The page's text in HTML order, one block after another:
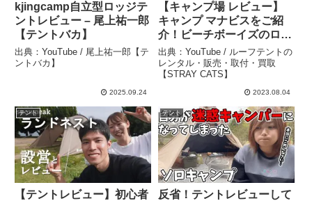
kjingcamp自立型ロッジテ
ントレビュー – 尾上祐一郎
【テントバカ】
出典：YouTube / 尾上祐一郎【テ
ントバカ】
2025.09.24
【キャンプ場 レビュー】
キャンプ マナビスをご紹
介！ビーチボーイズのロケ
地でキャンプ!?ビーチボー
イズファンのキャンパーさ
ん、必見！ – ルーフテント
のレンタル・販売・取付・
買取【STRAY CATS】
出典：YouTube / ルーフテントの
レンタル・販売・取付・買取
【STRAY CATS】
2023.08.04
テント
【テントレビュー】初心者
テント
反省！テントレビューして